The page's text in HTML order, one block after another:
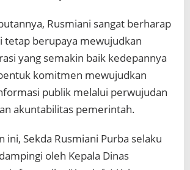
Rusmiani sangat berharap
tetap berupaya mewujudkan
yang semakin baik kedepannya
komitmen mewujudkan
publik melalui perwujudan
akuntabilitas pemerintah.
ini, Sekda Rusmiani Purba selaku
oleh Kepala Dinas